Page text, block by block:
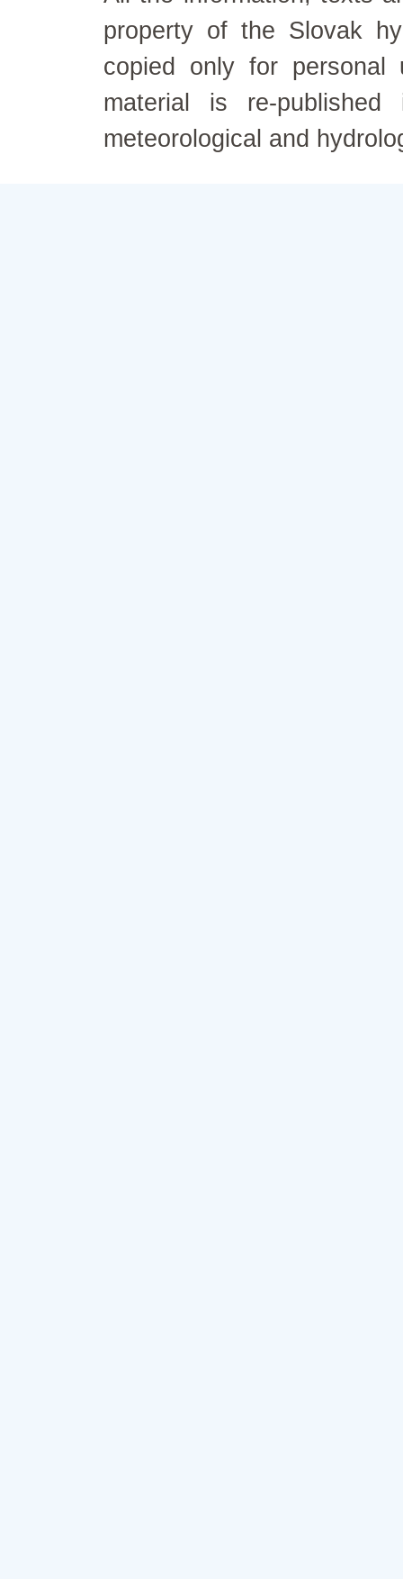
property of the Slovak
copied only for personal
material is re-
meteorological and